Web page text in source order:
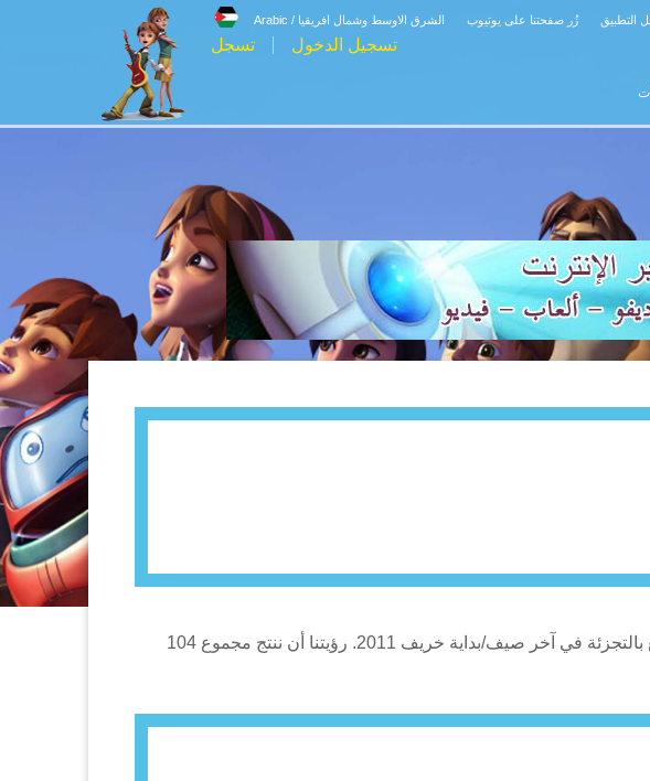
الشرق الاوسط وشمال افريقيا / Arabic زُر صفحتنا على يوتيوب التطبيق
تسجيل الدخول تسجل
لدينا حالياً ثلاث عشرة حلقة من اثنان وعشرون دقيقة قيد الانتاج. ننوي بدء طرحها في سوق المبيع بالتجزئة في آخر صيف/بداية خريف 2011. رؤيتنا أن ننتج مجموع 104